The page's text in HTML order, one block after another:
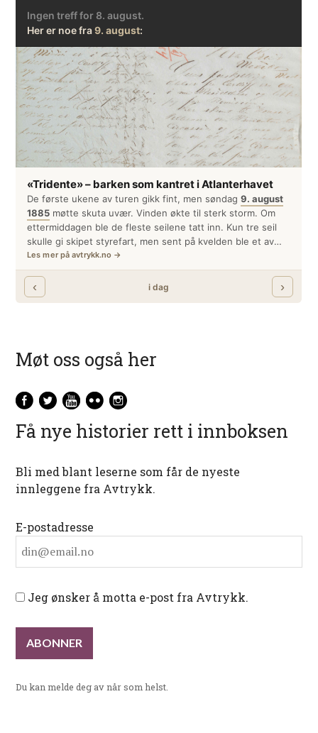
Møt oss også her
Få nye historier rett i innboksen
Bli med blant leserne som får de nyeste
innleggene fra Avtrykk.
E-postadresse
Jeg ønsker å motta e-post fra Avtrykk.
Du kan melde deg av når som helst.